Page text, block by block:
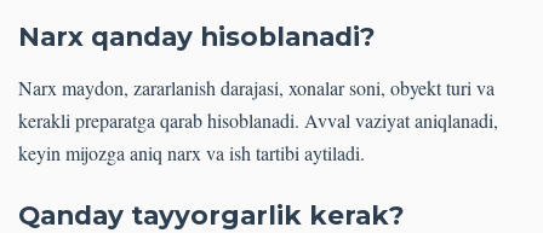
Narx qanday hisoblanadi?
Narx maydon, zararlanish darajasi, xonalar soni, obyekt turi va
kerakli preparatga qarab hisoblanadi. Avval vaziyat aniqlanadi,
keyin mijozga aniq narx va ish tartibi aytiladi.
Qanday tayyorgarlik kerak?